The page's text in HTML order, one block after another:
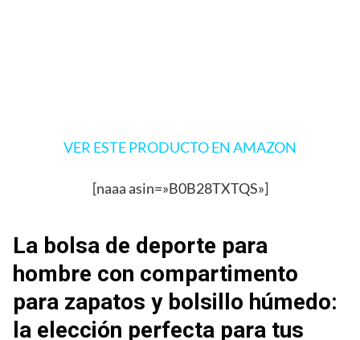
VER ESTE PRODUCTO EN AMAZON
[naaa asin=»B0B28TXTQS»]
La bolsa de deporte para
hombre con compartimento
para zapatos y bolsillo húmedo:
la elección perfecta para tus